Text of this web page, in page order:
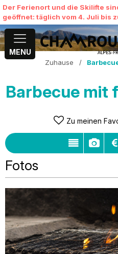
Der Ferienort und die Skilifte
geöffnet: täglich vom 4. Juli bis
MENU
Zuhause /
Barbecue mit
Zu meinen
Fotos